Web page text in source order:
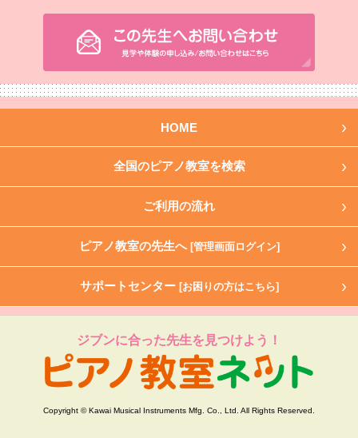
HOME
全国のピアノ教室を検索
ご利用の流れ
ピアノ教室の先生へ [管理画面ログイン]
サポートセンター [お困りの方はこちら]
ジブンに合った先生を見つけよう！
Copyright © Kawai Musical Instruments Mfg. Co., Ltd. All Rights Reserved.